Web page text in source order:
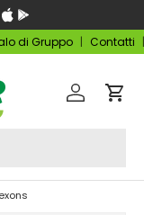
di Gruppo Contatti
Accedi